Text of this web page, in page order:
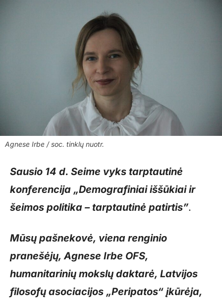
Agnese Irbe / soc. tinklų nuotr.
Sausio 14 d. Seime vyks tarptautinė
konferencija „Demografiniai iššūkiai ir
šeimos politika – tarptautinė patirtis”.
Mūsų pašnekovė, viena renginio
pranešėjų, Agnese Irbe OFS,
humanitarinių mokslų daktarė, Latvijos
filosofų asociacijos „Peripatos“ įkūrėja,